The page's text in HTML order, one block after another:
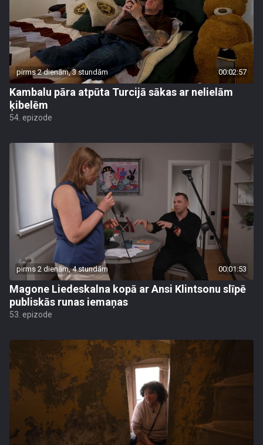
pirms 2 dienām, 3 stundām 00:02:57
Kambalu pāra atpūta Turcijā sākas ar nelielām
ķibelēm
54. epizode
pirms 2 dienām, 4 stundām 00:01:53
Magone Liedeskalna kopā ar Ansi Klintsonu slīpē
publiskās runas iemaņas
53. epizode